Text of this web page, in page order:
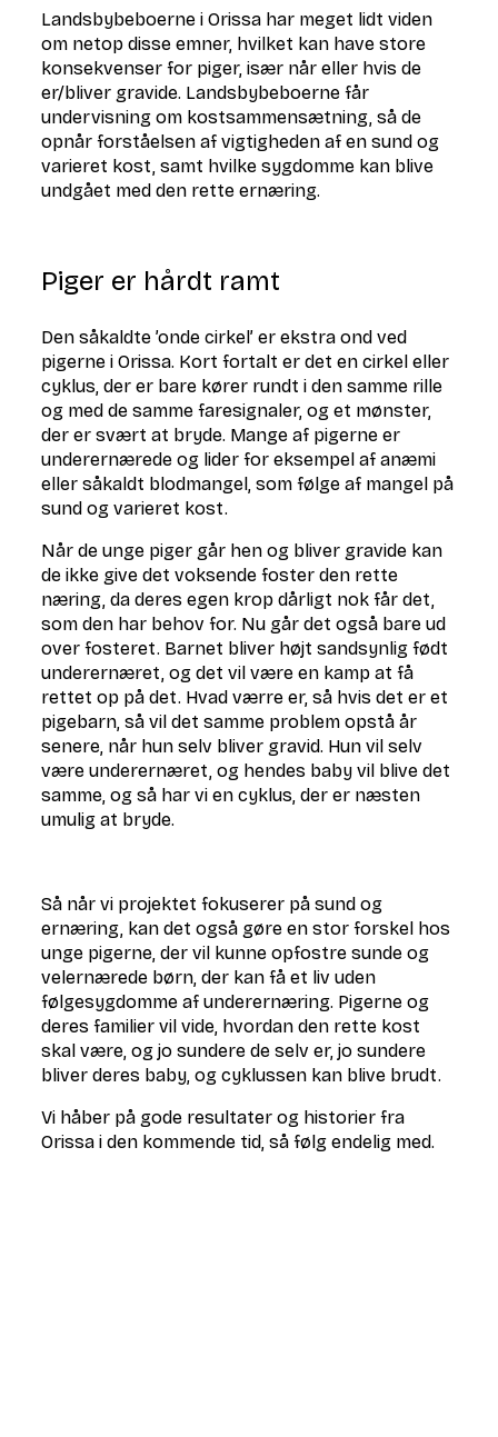
Landsbybeboerne i Orissa har meget lidt viden
om netop disse emner, hvilket kan have store
konsekvenser for piger, især når eller hvis de
er/bliver gravide. Landsbybeboerne får
undervisning om kostsammensætning, så de
opnår forståelsen af vigtigheden af en sund og
varieret kost, samt hvilke sygdomme kan blive
undgået med den rette ernæring.
Piger er hårdt ramt
Den såkaldte ’onde cirkel’ er ekstra ond ved
pigerne i Orissa. Kort fortalt er det en cirkel eller
cyklus, der er bare kører rundt i den samme rille
og med de samme faresignaler, og et mønster,
der er svært at bryde. Mange af pigerne er
underernærede og lider for eksempel af anæmi
eller såkaldt blodmangel, som følge af mangel på
sund og varieret kost.
Når de unge piger går hen og bliver gravide kan
de ikke give det voksende foster den rette
næring, da deres egen krop dårligt nok får det,
som den har behov for. Nu går det også bare ud
over fosteret. Barnet bliver højt sandsynlig født
underernæret, og det vil være en kamp at få
rettet op på det. Hvad værre er, så hvis det er et
pigebarn, så vil det samme problem opstå år
senere, når hun selv bliver gravid. Hun vil selv
være underernæret, og hendes baby vil blive det
samme, og så har vi en cyklus, der er næsten
umulig at bryde.
Så når vi projektet fokuserer på sund og
ernæring, kan det også gøre en stor forskel hos
unge pigerne, der vil kunne opfostre sunde og
velernærede børn, der kan få et liv uden
følgesygdomme af underernæring. Pigerne og
deres familier vil vide, hvordan den rette kost
skal være, og jo sundere de selv er, jo sundere
bliver deres baby, og cyklussen kan blive brudt.
Vi håber på gode resultater og historier fra
Orissa i den kommende tid, så følg endelig med.